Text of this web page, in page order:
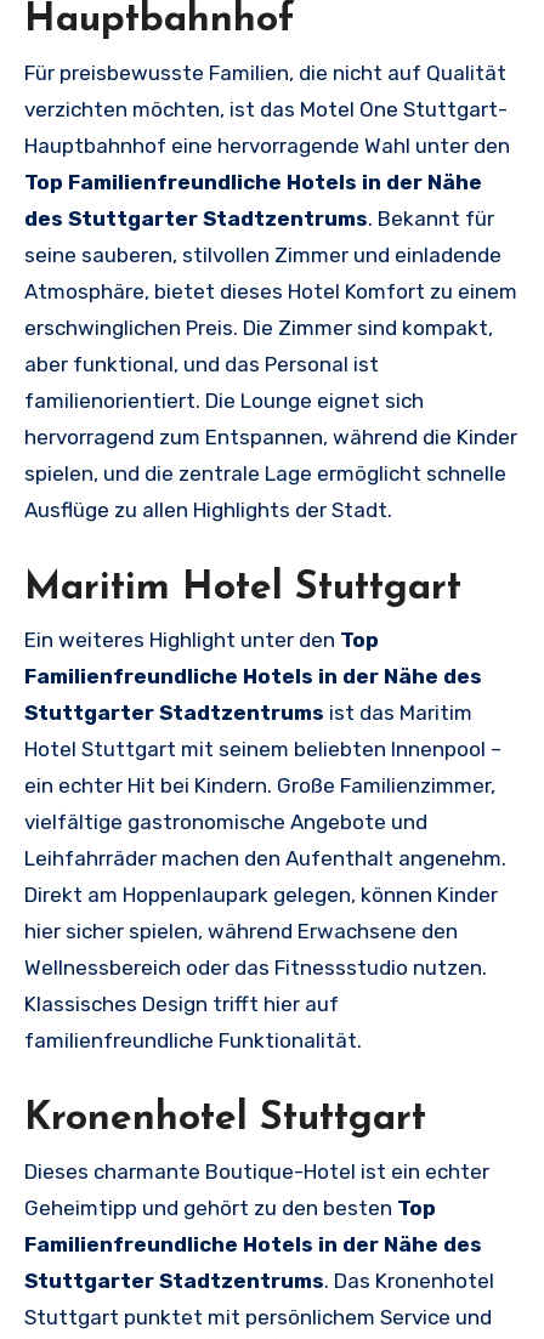
Hauptbahnhof
Für preisbewusste Familien, die nicht auf Qualität
verzichten möchten, ist das Motel One Stuttgart-
Hauptbahnhof eine hervorragende Wahl unter den
Top Familienfreundliche Hotels in der Nähe
des Stuttgarter Stadtzentrums. Bekannt für
seine sauberen, stilvollen Zimmer und einladende
Atmosphäre, bietet dieses Hotel Komfort zu einem
erschwinglichen Preis. Die Zimmer sind kompakt,
aber funktional, und das Personal ist
familienorientiert. Die Lounge eignet sich
hervorragend zum Entspannen, während die Kinder
spielen, und die zentrale Lage ermöglicht schnelle
Ausflüge zu allen Highlights der Stadt.
Maritim Hotel Stuttgart
Ein weiteres Highlight unter den Top
Familienfreundliche Hotels in der Nähe des
Stuttgarter Stadtzentrums ist das Maritim
Hotel Stuttgart mit seinem beliebten Innenpool –
ein echter Hit bei Kindern. Große Familienzimmer,
vielfältige gastronomische Angebote und
Leihfahrräder machen den Aufenthalt angenehm.
Direkt am Hoppenlaupark gelegen, können Kinder
hier sicher spielen, während Erwachsene den
Wellnessbereich oder das Fitnessstudio nutzen.
Klassisches Design trifft hier auf
familienfreundliche Funktionalität.
Kronenhotel Stuttgart
Dieses charmante Boutique-Hotel ist ein echter
Geheimtipp und gehört zu den besten Top
Familienfreundliche Hotels in der Nähe des
Stuttgarter Stadtzentrums. Das Kronenhotel
Stuttgart punktet mit persönlichem Service und